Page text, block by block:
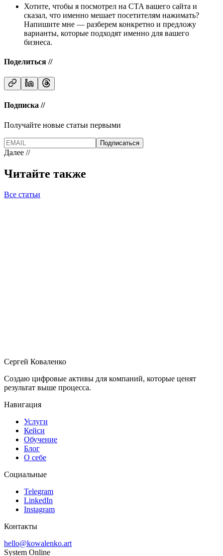
Хотите, чтобы я посмотрел на CTA вашего сайта и
сказал, что именно мешает посетителям нажимать?
Напишите мне — разберем конкретно и предложу
варианты, которые подходят именно для вашего
бизнеса.
Поделиться //
Подписка //
Получайте новые статьи первыми
Подписаться
Далее //
Читайте также
Все статьи
Сергей Коваленко
Создаю цифровые активы для компаний, которые ценят
результат выше процесса.
Навигация
Услуги
Кейси
Обучение
Блог
О себе
Социальные
Telegram
LinkedIn
Instagram
Контакты
hello@kowalenko.art
System Online